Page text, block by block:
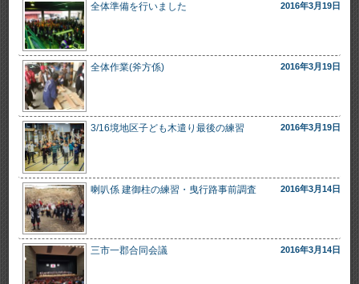
全体準備を行いました 2016年3月19日
全体作業(斧方係) 2016年3月19日
3/16境地区子ども木遣り最後の練習 2016年3月19日
喇叭係 建御柱の練習・曳行路事前調査 2016年3月14日
三市一郡合同会議 2016年3月14日